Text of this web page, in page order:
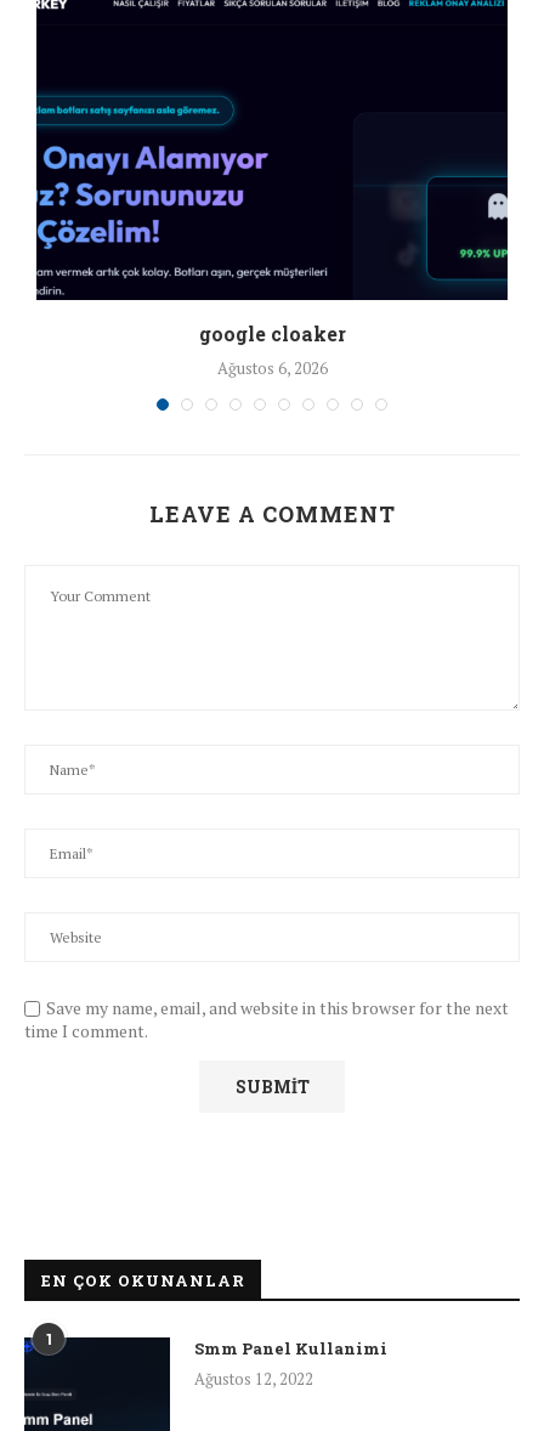
google cloaker
Ağustos 6, 2026
LEAVE A COMMENT
Save my name, email, and website in this browser for the next
time I comment.
EN ÇOK OKUNANLAR
1
Smm Panel Kullanimi
Ağustos 12, 2022